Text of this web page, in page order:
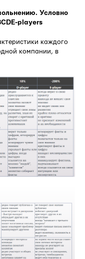
Условно
players
каждого
компании, в